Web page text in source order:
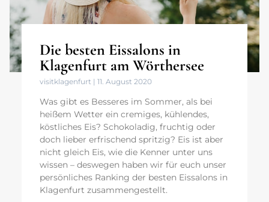
Die besten Eissalons in
Klagenfurt am Wörthersee
visitklagenfurt 11. August 2020
Was gibt es Besseres im Sommer, als bei
heißem Wetter ein cremiges, kühlendes,
köstliches Eis? Schokoladig, fruchtig oder
doch lieber erfrischend spritzig? Eis ist aber
nicht gleich Eis, wie die Kenner unter uns
wissen – deswegen haben wir für euch unser
persönliches Ranking der besten Eissalons in
Klagenfurt zusammengestellt.